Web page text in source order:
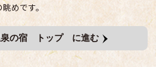
めです。
泉の宿 トップ に進む